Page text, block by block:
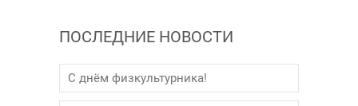
ПОСЛЕДНИЕ НОВОСТИ
С днём физкультурника!